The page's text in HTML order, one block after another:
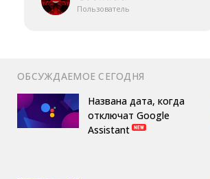
Пользователь
ОБСУЖДАЕМОЕ СЕГОДНЯ
Названа дата, когда
отключат Google
Assistant